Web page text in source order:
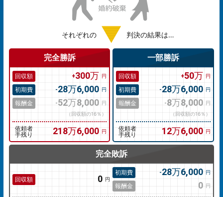
それぞれの 判決の結果は…
完全勝訴
回収額 300万 円
初期費 28万6,000 円
報酬金 52万8,000 円
（回収額の16％）
依頼者
手残り
218万6,000 円
一部勝訴
回収額 50万 円
初期費 28万6,000 円
報酬金 8万8,000 円
（回収額の16％）
依頼者
手残り
12万6,000 円
完全敗訴
回収額 0 円
初期費 28万6,000 円
報酬金 0 円